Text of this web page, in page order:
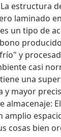
estructura
laminado
un tipo de
y
casi
una
y mayor
almacenaje:
amplio
cosas bien